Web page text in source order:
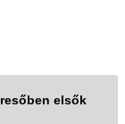
elsők